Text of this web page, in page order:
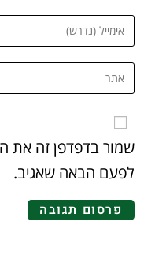
שמור בדפדפן זה את
לפעם הבאה שאגיב.